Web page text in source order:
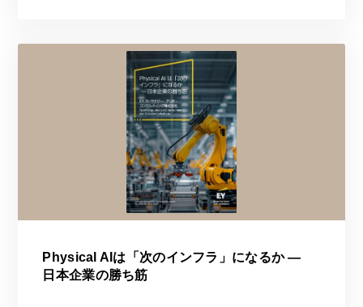
Physical AIは「次のインフラ」になるか ―
日本企業の勝ち筋